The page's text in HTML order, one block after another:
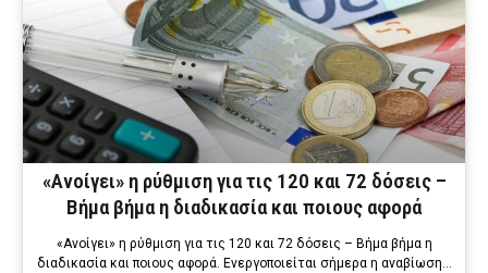
«Ανοίγει» η ρύθμιση για τις 120 και 72 δόσεις –
Βήμα βήμα η διαδικασία και ποιους αφορά
«Ανοίγει» η ρύθμιση για τις 120 και 72 δόσεις – Βήμα βήμα η
διαδικασία και ποιους αφορά. Ενεργοποιείται σήμερα η αναβίωση…